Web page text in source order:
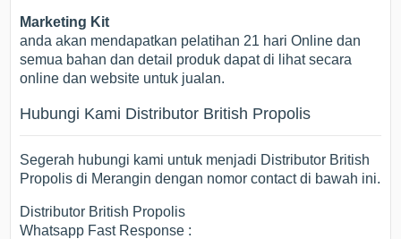
Marketing Kit
anda akan mendapatkan pelatihan 21 hari Online dan
semua bahan dan detail produk dapat di lihat secara
online dan website untuk jualan.
Hubungi Kami Distributor British Propolis
Segerah hubungi kami untuk menjadi Distributor British
Propolis di Merangin dengan nomor contact di bawah ini.
Distributor British Propolis
Whatsapp Fast Response :